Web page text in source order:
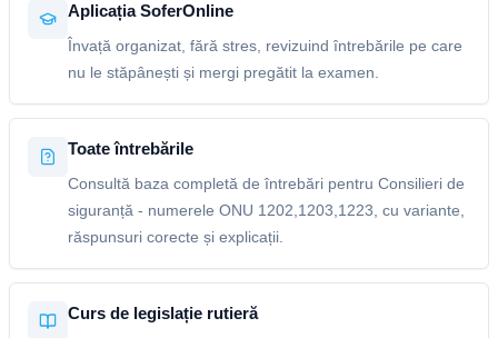
Aplicația SoferOnline
Învață organizat, fără stres, revizuind întrebările pe care
nu le stăpânești și mergi pregătit la examen.
Toate întrebările
Consultă baza completă de întrebări pentru Consilieri de
siguranță - numerele ONU 1202,1203,1223, cu variante,
răspunsuri corecte și explicații.
Curs de legislație rutieră